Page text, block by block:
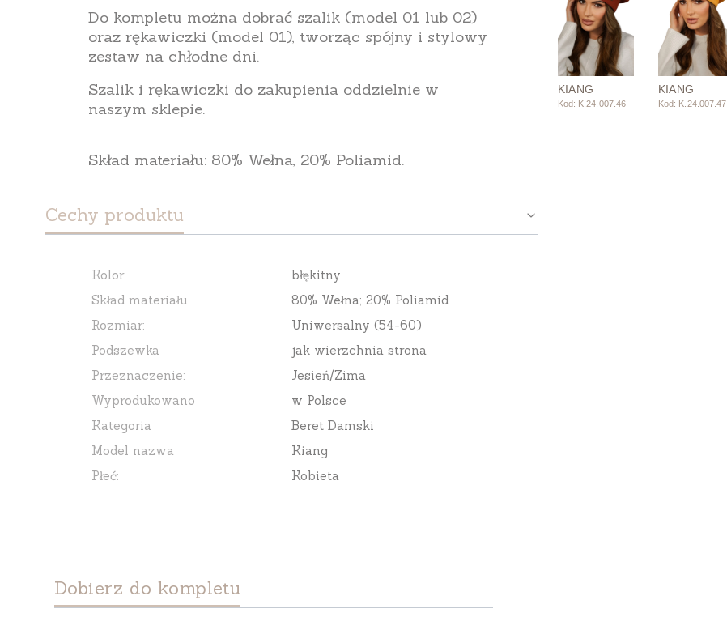
Do kompletu można dobrać szalik (model 01 lub 02)
oraz rękawiczki (model 01), tworząc spójny i stylowy
zestaw na chłodne dni.
Szalik i rękawiczki do zakupienia oddzielnie w
naszym sklepie.
Skład materiału: 80% Wełna, 20% Poliamid.
Cechy produktu
Kolor
błękitny
Skład materiału
80% Wełna; 20% Poliamid
Rozmiar:
Uniwersalny (54-60)
Podszewka
jak wierzchnia strona
Przeznaczenie:
Jesień/Zima
Wyprodukowano
w Polsce
Kategoria
Beret Damski
Model nazwa
Kiang
Płeć:
Kobieta
KIANG
Kod: K.24.007.46
KIANG
Kod: K.24.007.47
Dobierz do kompletu